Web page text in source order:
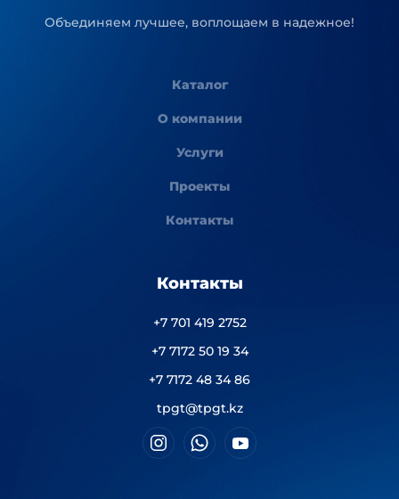
Объединяем лучшее, воплощаем в надежное!
Каталог
О компании
Услуги
Проекты
Контакты
Контакты
+7 701 419 2752
+7 7172 50 19 34
+7 7172 48 34 86
tpgt@tpgt.kz